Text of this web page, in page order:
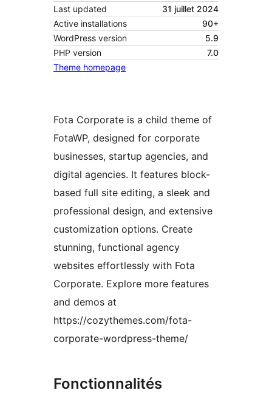
Last updated
31 juillet 2024
Active installations
90+
WordPress version
5.9
PHP version
7.0
Theme homepage
Fota Corporate is a child theme of
FotaWP, designed for corporate
businesses, startup agencies, and
digital agencies. It features block-
based full site editing, a sleek and
professional design, and extensive
customization options. Create
stunning, functional agency
websites effortlessly with Fota
Corporate. Explore more features
and demos at
https://cozythemes.com/fota-
corporate-wordpress-theme/
Fonctionnalités